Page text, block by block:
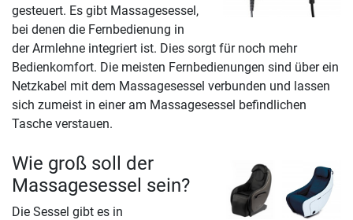
gesteuert. Es gibt Massagesessel,
bei denen die Fernbedienung in
der Armlehne integriert ist. Dies sorgt für noch mehr
Bedienkomfort. Die meisten Fernbedienungen sind über ein
Netzkabel mit dem Massagesessel verbunden und lassen
sich zumeist in einer am Massagesessel befindlichen
Tasche verstauen.
Wie groß soll der
Massagesessel sein?
Die Sessel gibt es in